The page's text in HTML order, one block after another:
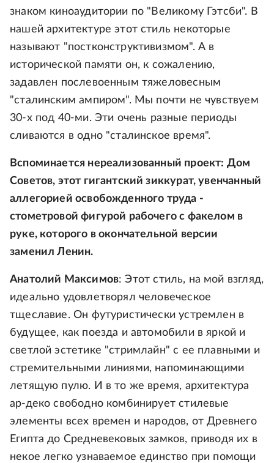
знаком киноаудитории по "Великому Гэтсби". В
нашей архитектуре этот стиль некоторые
называют "постконструктивизмом". А в
исторической памяти он, к сожалению,
задавлен послевоенным тяжеловесным
"сталинским ампиром". Мы почти не чувствуем
30-х под 40-ми. Эти очень разные периоды
сливаются в одно "сталинское время".
Вспоминается нереализованный проект: Дом
Советов, этот гигантский зиккурат, увенчанный
аллегорией освобожденного труда -
стометровой фигурой рабочего с факелом в
руке, которого в окончательной версии
заменил Ленин.
Анатолий Максимов: Этот стиль, на мой взгляд,
идеально удовлетворял человеческое
тщеславие. Он футуристически устремлен в
будущее, как поезда и автомобили в яркой и
светлой эстетике "стримлайн" с ее плавными и
стремительными линиями, напоминающими
летящую пулю. И в то же время, архитектура
ар-деко свободно комбинирует стилевые
элементы всех времен и народов, от Древнего
Египта до Средневековых замков, приводя их в
некое легко узнаваемое единство при помощи